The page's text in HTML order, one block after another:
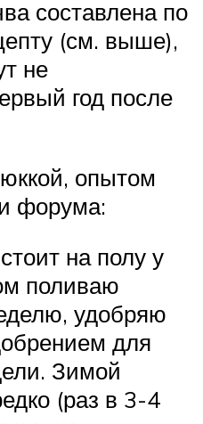
составлена по
(см. выше),
не
год после
опытом
форума:
на полу у
поливаю
удобряю
для
Зимой
(раз в 3-4